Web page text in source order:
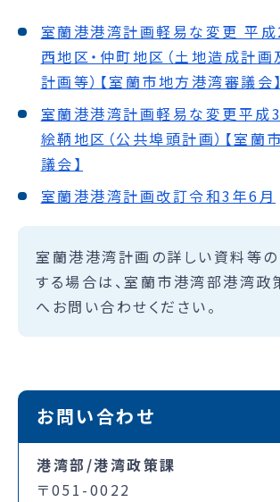
室蘭港港湾計画軽易な変更 平
西地区・仲町地区（土地造成計
計画等）【室蘭市地方港湾審議会】
室蘭港港湾計画軽易な変更平成
絵鞆地区（公共埠頭計画）【室蘭
議会】
室蘭港港湾計画改訂令和3年6月
室蘭港港湾計画の詳しい資料等
する場合は、室蘭市港湾部港湾政
へお問い合わせください。
お問い合わせ
港湾部/港湾政策課
〒051-0022